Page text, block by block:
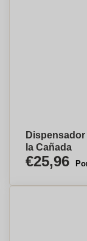
la Cañada
€25,96